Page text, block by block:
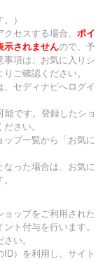
）
セスする場合、 ポイ
示されませんので、予
事項は、お気に入りシ
ご確認ください。
セディナビへログイ
能です。登録したショ
さい。
ップ一覧から「お気に
なった場合は、お気に
ップをご利用された
ト付与を行います。
い。
）を利用し、サイト